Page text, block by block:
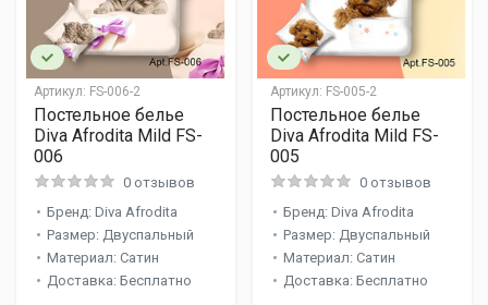
Артикул: FS-006-2
Постельное белье
Diva Afrodita Mild FS-
006
0 отзывов
Бренд: Diva Afrodita
Размер: Двуспальный
Материал: Сатин
Доставка: Бесплатно
Артикул: FS-005-2
Постельное белье
Diva Afrodita Mild FS-
005
0 отзывов
Бренд: Diva Afrodita
Размер: Двуспальный
Материал: Сатин
Доставка: Бесплатно